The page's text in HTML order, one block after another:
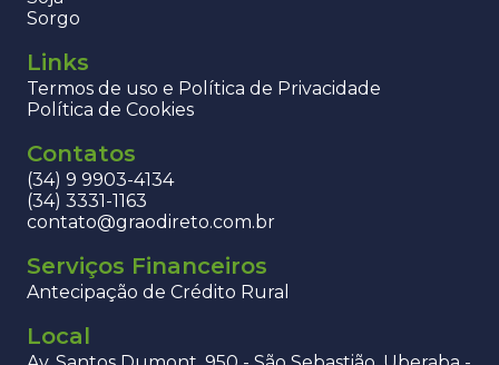
Sorgo
Links
Termos de uso e Política de Privacidade
Política de Cookies
Contatos
(34) 9 9903-4134
(34) 3331-1163
contato@graodireto.com.br
Serviços Financeiros
Antecipação de Crédito Rural
Local